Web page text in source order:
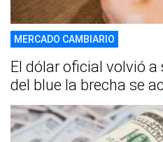
MERCADO CAMBIARIO
El dólar oficial volvió a
del blue la brecha se